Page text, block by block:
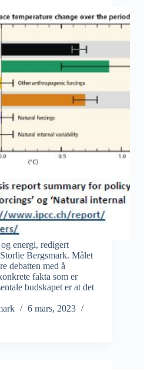
energi, redigert
Bergsmark. Målet
debatten med å
fakta som er
budskapet er at det
6 mars, 2023